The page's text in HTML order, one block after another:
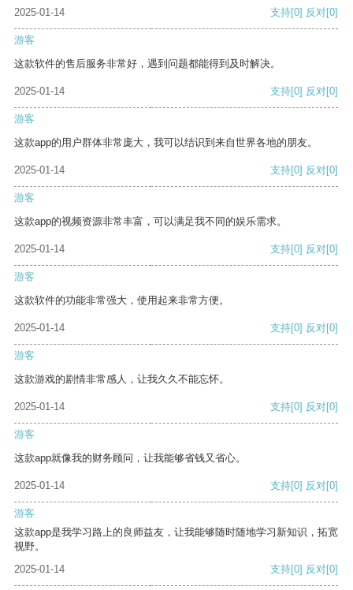
2025-01-14 支持[0] 反对[0]
游客
这款软件的售后服务非常好，遇到问题都能得到及时解决。
2025-01-14 支持[0] 反对[0]
游客
这款app的用户群体非常庞大，我可以结识到来自世界各地的朋友。
2025-01-14 支持[0] 反对[0]
游客
这款app的视频资源非常丰富，可以满足我不同的娱乐需求。
2025-01-14 支持[0] 反对[0]
游客
这款软件的功能非常强大，使用起来非常方便。
2025-01-14 支持[0] 反对[0]
游客
这款游戏的剧情非常感人，让我久久不能忘怀。
2025-01-14 支持[0] 反对[0]
游客
这款app就像我的财务顾问，让我能够省钱又省心。
2025-01-14 支持[0] 反对[0]
游客
这款app是我学习路上的良师益友，让我能够随时随地学习新知识，拓宽
视野。
2025-01-14
支持[0] 反对[0]